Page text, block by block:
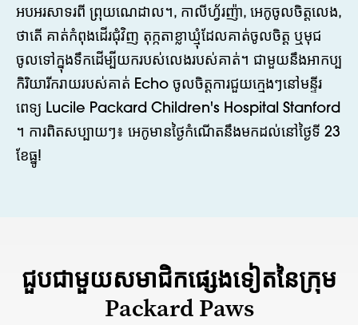
អបអរសាទរពី ព្រុយណេដាល។, កាលីហ្វ័រញ៉ា, អេកូចូលចិត្តលេង,
ថាតើ គាត់កំពុងដើរជុំវិញ តុក្កតាខ្លាឃ្មុំដែលគាត់ចូលចិត្ត ឬមុជ
ចូលទៅក្នុងទឹកដើម្បីយករបស់លេងរបស់គាត់។ ជាមួយនឹងអាកប្ប
កិរិយារីករាយរបស់គាត់ Echo ចូលចិត្តការជួយក្មេងៗនៅមន្ទីរ
ពេទ្យ Lucile Packard Children's Hospital Stanford
។ ការពិតសប្បាយៗ៖ អេកូមានថ្ងៃកំណើតនឹងមកដល់នៅថ្ងៃទី 23
ខែធ្នូ!
ជួបជាមួយសមាជិកផ្សេងទៀតនៃក្រុម
Packard Paws